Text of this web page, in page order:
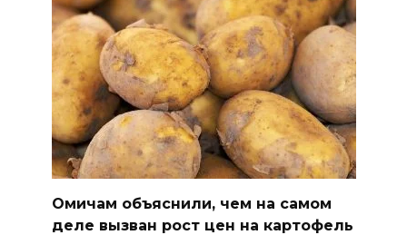
Омичам объяснили, чем на самом
деле вызван рост цен на картофель